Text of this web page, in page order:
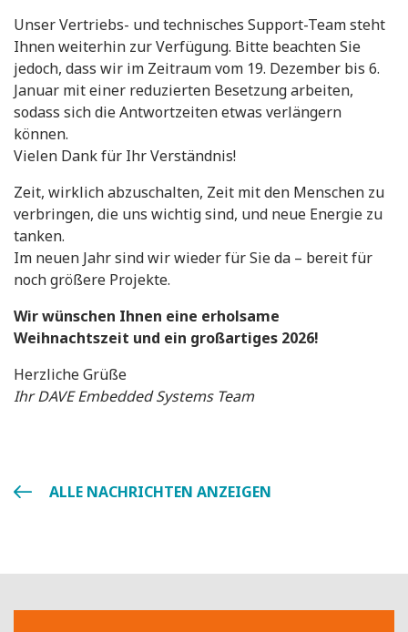
Unser Vertriebs- und technisches Support-Team steht
Ihnen weiterhin zur Verfügung. Bitte beachten Sie
jedoch, dass wir im Zeitraum vom 19. Dezember bis 6.
Januar mit einer reduzierten Besetzung arbeiten,
sodass sich die Antwortzeiten etwas verlängern
können.
Vielen Dank für Ihr Verständnis!
Zeit, wirklich abzuschalten, Zeit mit den Menschen zu
verbringen, die uns wichtig sind, und neue Energie zu
tanken.
Im neuen Jahr sind wir wieder für Sie da – bereit für
noch größere Projekte.
Wir wünschen Ihnen eine erholsame
Weihnachtszeit und ein großartiges 2026!
Herzliche Grüße
Ihr DAVE Embedded Systems Team
ALLE NACHRICHTEN ANZEIGEN